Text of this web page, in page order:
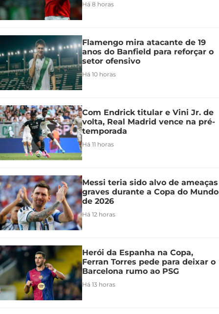
Há 8 horas
Flamengo mira atacante de 19
anos do Banfield para reforçar o
setor ofensivo
Há 10 horas
Com Endrick titular e Vini Jr. de
volta, Real Madrid vence na pré-
temporada
Há 11 horas
Messi teria sido alvo de ameaças
graves durante a Copa do Mundo
de 2026
Há 12 horas
Herói da Espanha na Copa,
Ferran Torres pede para deixar o
Barcelona rumo ao PSG
Há 13 horas